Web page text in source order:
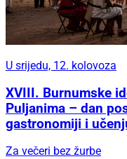
U srijedu, 12. kolovoza
XVIII. Burnumske
Puljanima – dan
gastronomiji i
Za večeri bez žurbe